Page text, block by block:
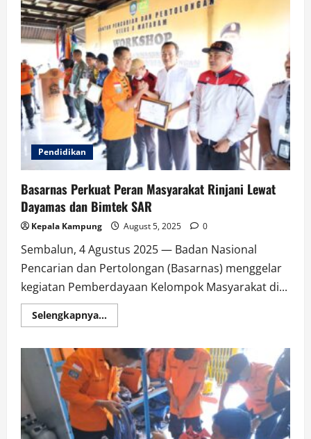
Pendidikan
Basarnas Perkuat Peran Masyarakat Rinjani Lewat
Dayamas dan Bimtek SAR
Kepala Kampung August 5, 2025 0
Sembalun, 4 Agustus 2025 — Badan Nasional
Pencarian dan Pertolongan (Basarnas) menggelar
kegiatan Pemberdayaan Kelompok Masyarakat di...
Selengkapnya...Read
more
Perkuat
Peran
Masyarakat
Rinjani
Lewat
Dayamas
dan
Bimtek
SAR